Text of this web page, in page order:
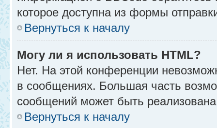
которое доступна из формы
Вернуться к началу
Могу ли я использовать HTML?
Нет. На этой конференции
в сообщениях. Большая часть
сообщений может быть
Вернуться к началу